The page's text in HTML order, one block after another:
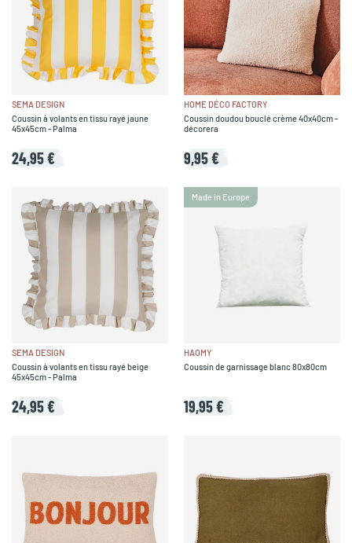
SEMA DESIGN
Coussin à volants en tissu rayé jaune
45x45cm - Palma
24,95 €
HOME DÉCO FACTORY
Coussin doudou bouclé crème 40x40cm -
décorera
9,95 €
SEMA DESIGN
Coussin à volants en tissu rayé beige
45x45cm - Palma
24,95 €
Made in Europe
HAOMY
Coussin de garnissage blanc 80x80cm
19,95 €